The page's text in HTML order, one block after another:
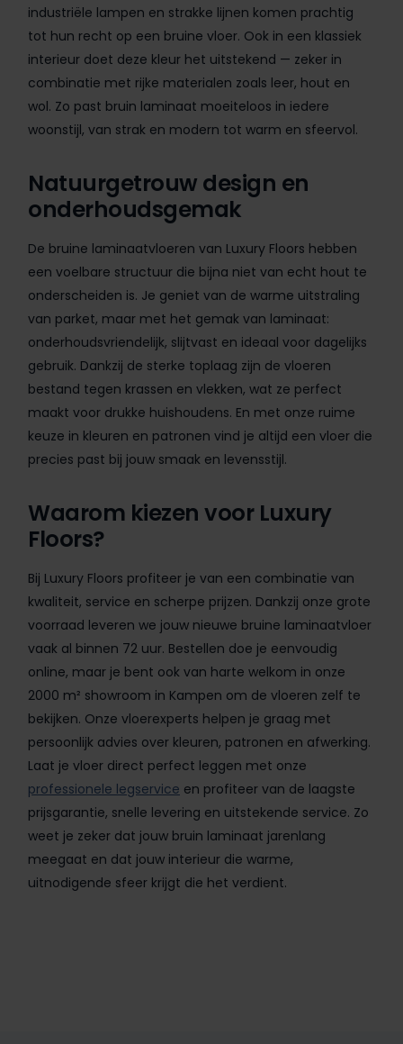
industriële lampen en strakke lijnen komen prachtig
tot hun recht op een bruine vloer. Ook in een klassiek
interieur doet deze kleur het uitstekend — zeker in
combinatie met rijke materialen zoals leer, hout en
wol. Zo past bruin laminaat moeiteloos in iedere
woonstijl, van strak en modern tot warm en sfeervol.
Natuurgetrouw design en
onderhoudsgemak
De bruine laminaatvloeren van Luxury Floors hebben
een voelbare structuur die bijna niet van echt hout te
onderscheiden is. Je geniet van de warme uitstraling
van parket, maar met het gemak van laminaat:
onderhoudsvriendelijk, slijtvast en ideaal voor dagelijks
gebruik. Dankzij de sterke toplaag zijn de vloeren
bestand tegen krassen en vlekken, wat ze perfect
maakt voor drukke huishoudens. En met onze ruime
keuze in kleuren en patronen vind je altijd een vloer die
precies past bij jouw smaak en levensstijl.
Waarom kiezen voor Luxury
Floors?
Bij Luxury Floors profiteer je van een combinatie van
kwaliteit, service en scherpe prijzen. Dankzij onze grote
voorraad leveren we jouw nieuwe bruine laminaatvloer
vaak al binnen 72 uur. Bestellen doe je eenvoudig
online, maar je bent ook van harte welkom in onze
2000 m² showroom in Kampen om de vloeren zelf te
bekijken. Onze vloerexperts helpen je graag met
persoonlijk advies over kleuren, patronen en afwerking.
Laat je vloer direct perfect leggen met onze
professionele legservice en profiteer van de laagste
prijsgarantie, snelle levering en uitstekende service. Zo
weet je zeker dat jouw bruin laminaat jarenlang
meegaat en dat jouw interieur die warme,
uitnodigende sfeer krijgt die het verdient.